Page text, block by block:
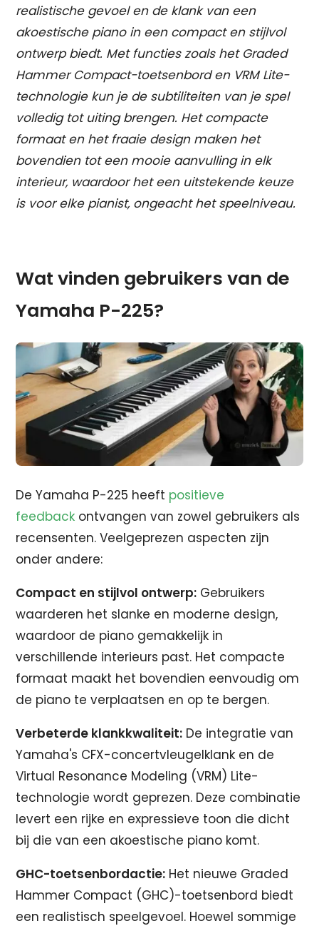
realistische gevoel en de klank van een
akoestische piano in een compact en stijlvol
ontwerp biedt. Met functies zoals het Graded
Hammer Compact-toetsenbord en VRM Lite-
technologie kun je de subtiliteiten van je spel
volledig tot uiting brengen. Het compacte
formaat en het fraaie design maken het
bovendien tot een mooie aanvulling in elk
interieur, waardoor het een uitstekende keuze
is voor elke pianist, ongeacht het speelniveau.
Wat vinden gebruikers van de
Yamaha P-225?
De Yamaha P-225 heeft positieve
feedback ontvangen van zowel gebruikers als
recensenten. Veelgeprezen aspecten zijn
onder andere:
Compact en stijlvol ontwerp: Gebruikers
waarderen het slanke en moderne design,
waardoor de piano gemakkelijk in
verschillende interieurs past. Het compacte
formaat maakt het bovendien eenvoudig om
de piano te verplaatsen en op te bergen.
Verbeterde klankkwaliteit: De integratie van
Yamaha's CFX-concertvleugelklank en de
Virtual Resonance Modeling (VRM) Lite-
technologie wordt geprezen. Deze combinatie
levert een rijke en expressieve toon die dicht
bij die van een akoestische piano komt.
GHC-toetsenbordactie: Het nieuwe Graded
Hammer Compact (GHC)-toetsenbord biedt
een realistisch speelgevoel. Hoewel sommige